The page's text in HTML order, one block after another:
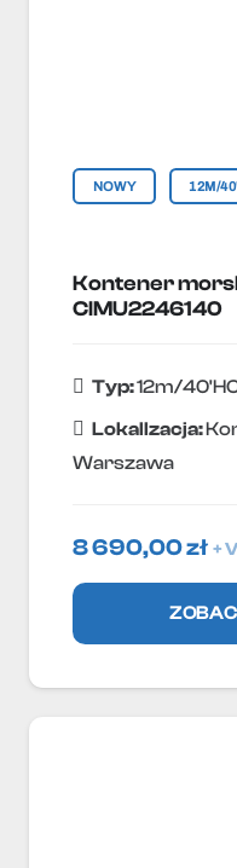
NOWY 12M/
Kontener
CIMU2246140
Typ:12m/
Lokallzacja:
Warszawa
8 690,00zł +